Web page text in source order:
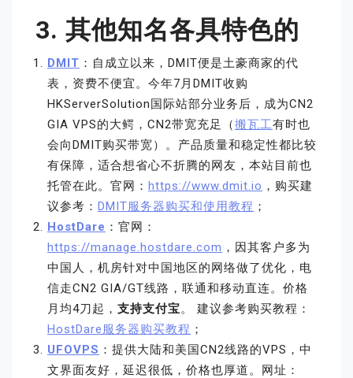
3. 其他知名各具特色的
DMIT ：自成立以来，DMIT便是土豪商家的代
表，资费不便宜。今年7月DMIT收购
HKServerSolution国际站部分业务后，成为CN2
GIA VPS的大鳄，CN2带宽充足（搬瓦工有时也
会向DMIT购买带宽）。产品质量和稳定性都比较
有保障，适合想省心不折腾的网友，本站目前也
托管在此。官网： https://www.dmit.io ，购买建
议参考： DMIT服务器购买和使用教程 ；
HostDare ：官网：
https://manage.hostdare.com ，因其客户多为
中国人，机房针对中国地区的网络做了优化，电
信走CN2 GIA/GT线路，联通和移动直连。价格
月均4刀起， 支持支付宝。 建议参考购买教程：
HostDare服务器购买教程 ；
UFOVPS ：提供大陆和美国CN2线路的VPS，中
文界面友好，延迟很低，价格也厚道。网址：